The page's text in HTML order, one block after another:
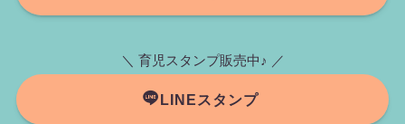
＼ 育児スタンプ販売中♪ ／
LINEスタンプ